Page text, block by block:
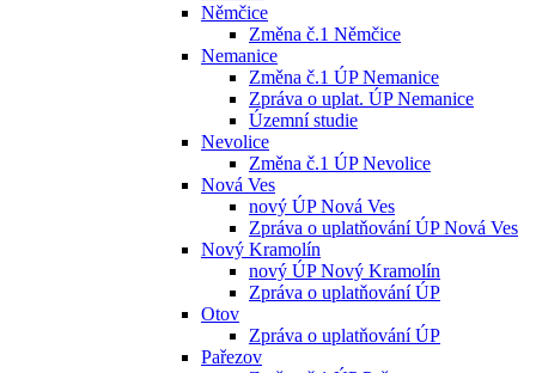
Němčice
Změna č.1 Němčice
Nemanice
Změna č.1 ÚP Nemanice
Zpráva o uplat. ÚP Nemanice
Územní studie
Nevolice
Změna č.1 ÚP Nevolice
Nová Ves
nový ÚP Nová Ves
Zpráva o uplatňování ÚP Nová Ves
Nový Kramolín
nový ÚP Nový Kramolín
Zpráva o uplatňování ÚP
Otov
Zpráva o uplatňování ÚP
Pařezov